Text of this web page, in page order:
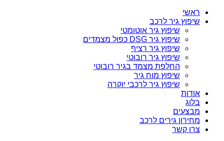
ראשי
שיפוץ גיר לרכב
שיפוץ גיר אוטומטי
שיפוץ גיר DSG כפול מצמדים
שיפוץ גיר רציף
שיפוץ גיר רובוטי
החלפת מצמד בגיר רובוטי
שיפוץ מוח גיר
שיפוץ גיר לרכבי יוקרה
אודות
בלוג
מבצעים
מחירון גירים לרכב
צרו קשר